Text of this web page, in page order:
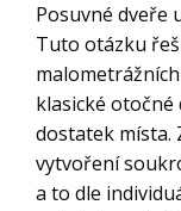
Posuvné dveře
Tuto otázku
klasické
dostatek místa.
vytvoření
a to dle